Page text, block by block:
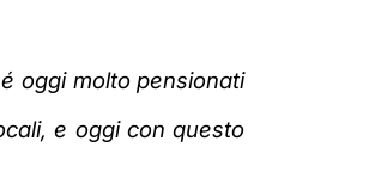
oggi molto pensionati
e oggi con questo